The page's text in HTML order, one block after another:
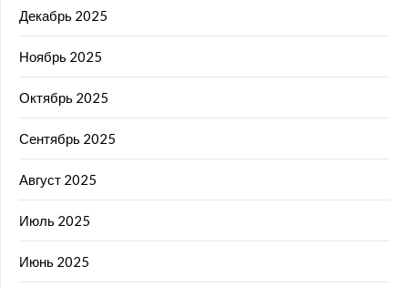
Декабрь 2025
Ноябрь 2025
Октябрь 2025
Сентябрь 2025
Август 2025
Июль 2025
Июнь 2025